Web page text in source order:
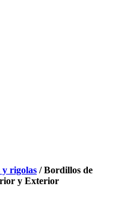
y rigolas /Bordillos de
y Exterior